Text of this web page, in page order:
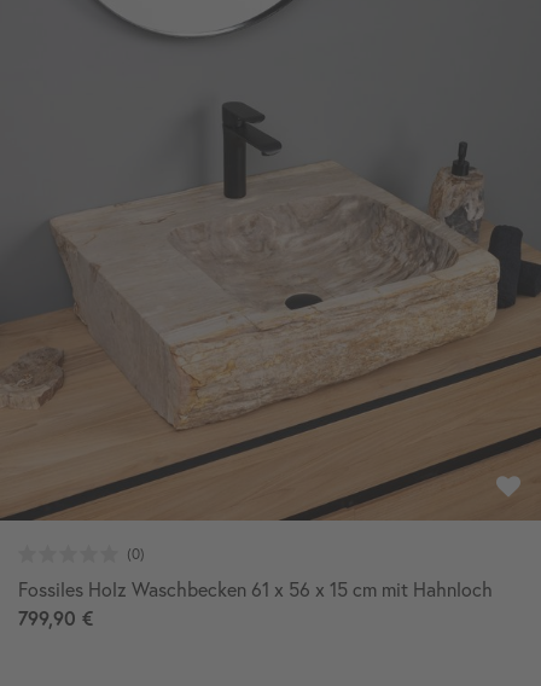
Fossiles Holz Waschbecken 61 x 56 x 15 cm mit Hahnloch
799,90 €